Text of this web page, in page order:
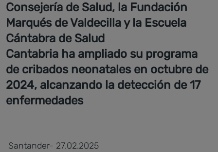
Consejería de Salud, la Fundación
Marqués de Valdecilla y la Escuela
Cántabra de Salud
Cantabria ha ampliado su programa
de cribados neonatales en octubre de
2024, alcanzando la detección de 17
enfermedades
Santander- 27.02.2025